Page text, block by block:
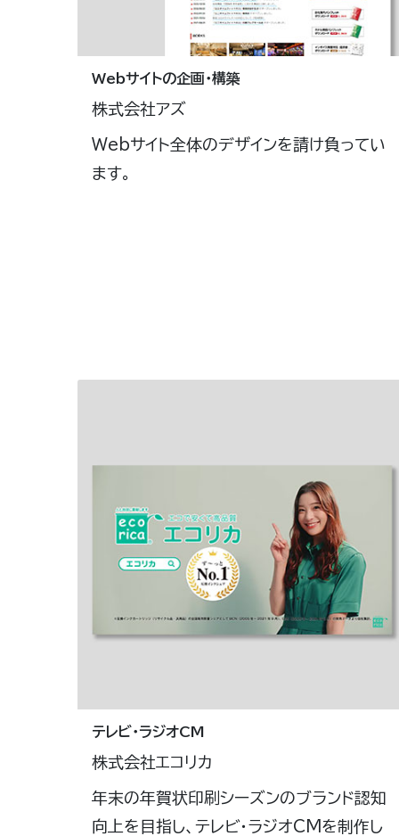
Webサイトの企画・構築
株式会社アズ
Webサイト全体のデザインを請け負ってい
ます。
テレビ・ラジオCM
株式会社エコリカ
年末の年賀状印刷シーズンのブランド認知
向上を目指し、テレビ・ラジオCMを制作し